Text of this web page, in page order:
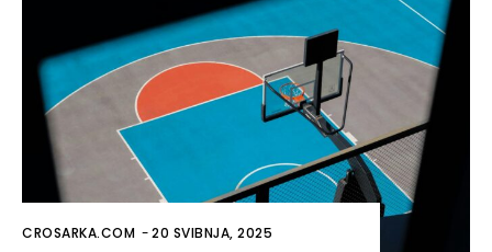
CROSARKA.COM -20 SVIBNJA, 2025